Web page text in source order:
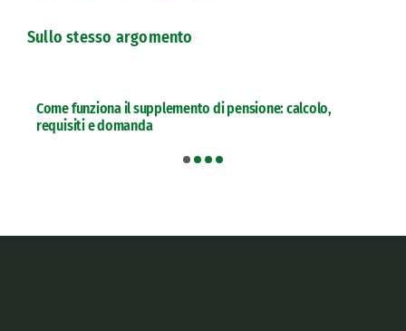
Sullo stesso argomento
Come funziona il supplemento di pensione: calcolo,
requisiti e domanda